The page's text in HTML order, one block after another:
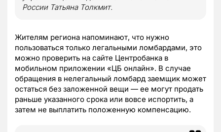
России Татьяна Толкмит.
Жителям региона напоминают, что нужно
пользоваться только легальными ломбардами, это
можно проверить на сайте Центробанка в
мобильном приложении «ЦБ онлайн». В случае
обращения в нелегальный ломбард заемщик может
остаться без заложенной вещи — ее могут продать
раньше указанного срока или вовсе испортить, а
затем не выплатить положенную компенсацию.